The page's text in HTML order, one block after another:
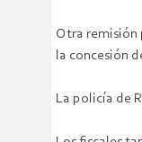
Otra remisión
la concesión
La policía de